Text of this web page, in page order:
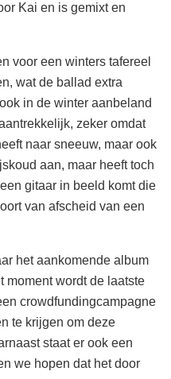
Kai en is gemixt en
voor een winters tafereel
wat de ballad extra
in de winter aanbeland
zeker omdat
naar sneeuw, maar ook
aan, maar heeft toch
gitaar in beeld komt die
van afscheid van een
het aankomende album
moment wordt de laatste
crowdfundingcampagne
te krijgen om deze
staat er ook een
we hopen dat het door